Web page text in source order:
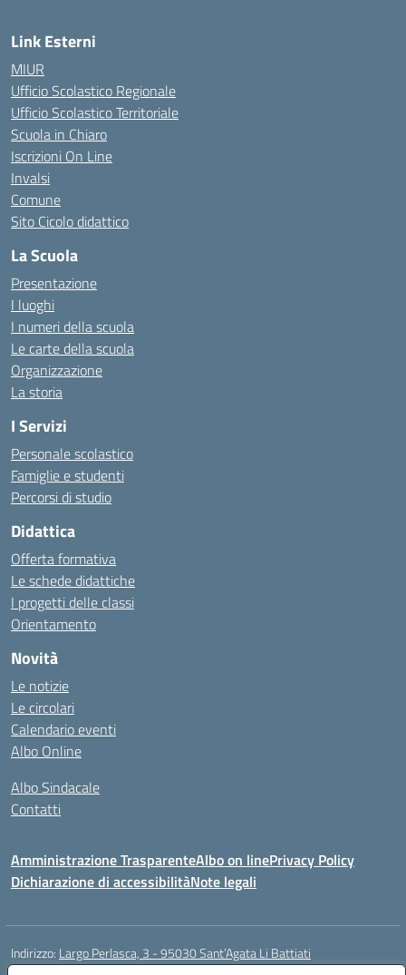
Link Esterni
MIUR
Ufficio Scolastico Regionale
Ufficio Scolastico Territoriale
Scuola in Chiaro
Iscrizioni On Line
Invalsi
Comune
Sito Cicolo didattico
La Scuola
Presentazione
I luoghi
I numeri della scuola
Le carte della scuola
Organizzazione
La storia
I Servizi
Personale scolastico
Famiglie e studenti
Percorsi di studio
Didattica
Offerta formativa
Le schede didattiche
I progetti delle classi
Orientamento
Novità
Le notizie
Le circolari
Calendario eventi
Albo Online
Albo Sindacale
Contatti
Amministrazione TrasparenteAlbo on linePrivacy Policy
Dichiarazione di accessibilitàNote legali
Indirizzo: Largo Perlasca, 3 - 95030 Sant’Agata Li Battiati